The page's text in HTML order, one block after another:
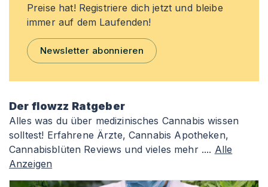
Preise hat! Registriere dich jetzt und bleibe
immer auf dem Laufenden!
Newsletter abonnieren
Der flowzz Ratgeber
Alles was du über medizinisches Cannabis wissen
solltest! Erfahrene Ärzte, Cannabis Apotheken,
Cannabisblüten Reviews und vieles mehr .... Alle
Anzeigen